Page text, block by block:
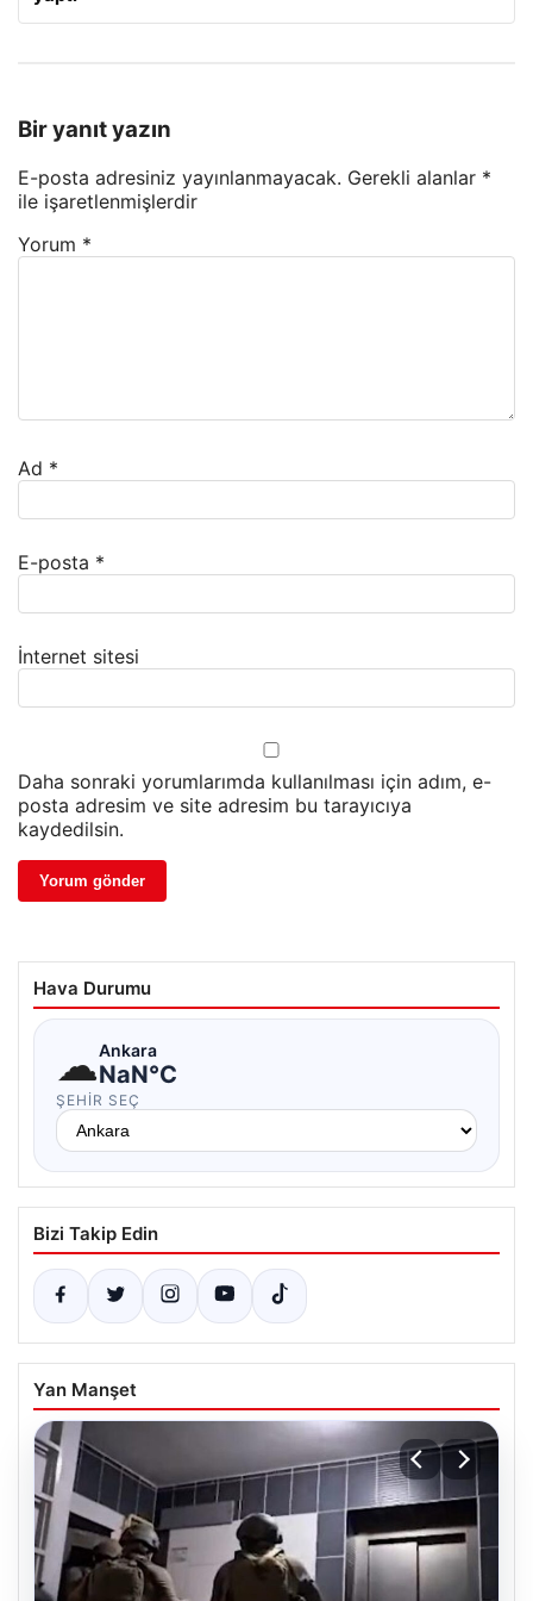
Bir yanıt yazın
E-posta adresiniz yayınlanmayacak. Gerekli alanlar *
ile işaretlenmişlerdir
Yorum *
Ad *
E-posta *
İnternet sitesi
Daha sonraki yorumlarımda kullanılması için adım, e-
posta adresim ve site adresim bu tarayıcıya
kaydedilsin.
Hava Durumu
☁Ankara
NaN°C
ŞEHIR SEÇ
Bizi Takip Edin
Yan Manşet